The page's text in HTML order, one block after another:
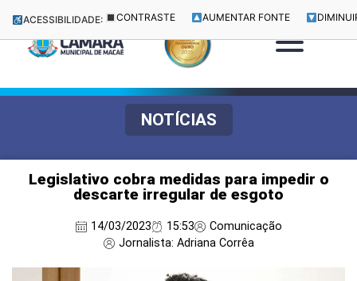
ACESSIBILIDADE: CONTRASTE AUMENTAR FONTE
NOTÍCIAS
Legislativo cobra medidas para impedir o
descarte irregular de esgoto
14/03/2023 15:53
Comunicação
Jornalista: Adriana Corrêa